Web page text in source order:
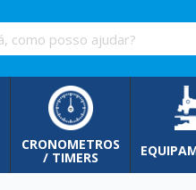
CRONOMETROS
/ TIMERS